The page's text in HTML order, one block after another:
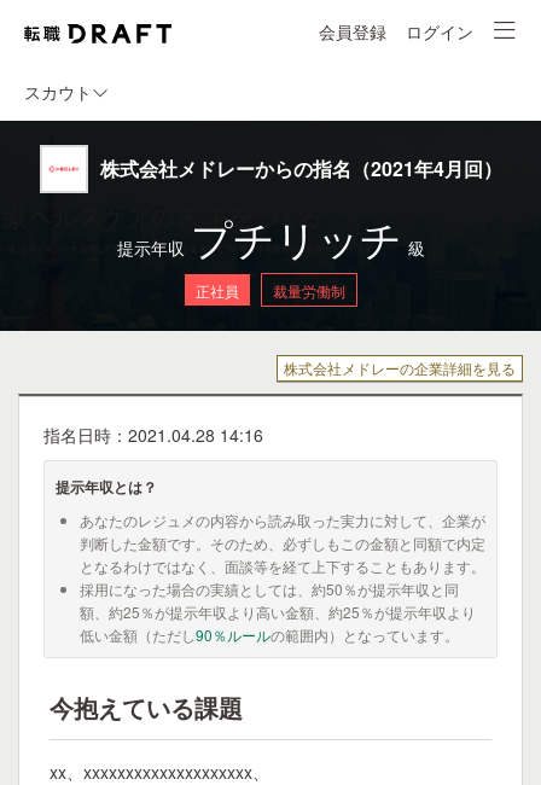
会員登録 ログイン
スカウト
株式会社メドレーからの指名（2021年4月回）
提示年収 プチリッチ 級
正社員 裁量労働制
株式会社メドレーの企業詳細を見る
指名日時：2021.04.28 14:16
提示年収とは？
あなたのレジュメの内容から読み取った実力に対して、企業が
判断した金額です。そのため、必ずしもこの金額と同額で内定
となるわけではなく、面談等を経て上下することもあります。
採用になった場合の実績としては、約50％が提示年収と同
額、約25％が提示年収より高い金額、約25％が提示年収より
低い金額（ただし90％ルールの範囲内）となっています。
今抱えている課題
xx、xxxxxxxxxxxxxxxxxxxx、